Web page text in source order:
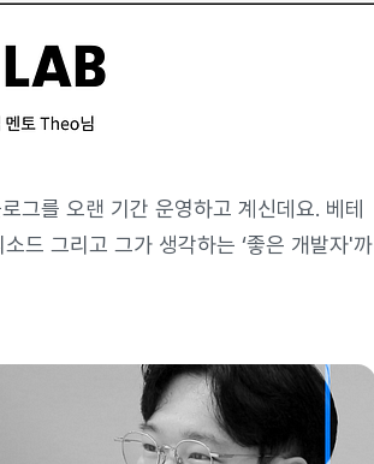
그를 오랜 기간 운영하고 계신데요. 베테
드 그리고 그가 생각하는 ‘좋은 개발자'까